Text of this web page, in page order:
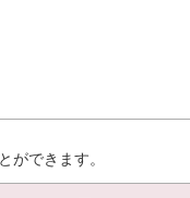
ができます。